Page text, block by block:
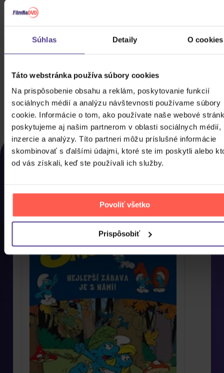
Súhlas Detaily O cookies
Táto webstránka používa súbory cookies
Na prispôsobenie obsahu a reklám, poskytovanie funkcií
sociálnych médií a analýzu návštevnosti používame súbory
cookie. Informácie o tom, ako používate naše webové
poskytujeme aj našim partnerom v oblasti sociálnych médií,
inzercie a analýzy. Títo partneri môžu príslušné informácie
skombinovať s ďalšími údajmi, ktoré ste im poskytli alebo
od vás získali, keď ste používali ich služby.
Povoliť všetko
Prispôsobiť
6DVD
Skladom 16,90 €
DO KOŠÍKA
NAPOSLEDY ZOBRAZENÉ
Rozhodli jste se nakonec pro něco jiného? Tady